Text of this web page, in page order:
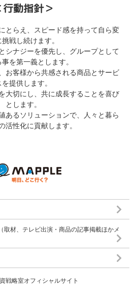
行動指針＞
とらえ、スピード感を持って自ら変
戦し続けます。
シナジーを優先し、グループとして
を第一義とします。
お客様から共感される商品とサービ
を提供します。
大切にし、共に成長することを喜び
とします。
あるソリューションで、人々と暮ら
活性化に貢献します。
取材、テレビ出演・商品の記事掲載ほかメ
戦略室オフィシャルサイト